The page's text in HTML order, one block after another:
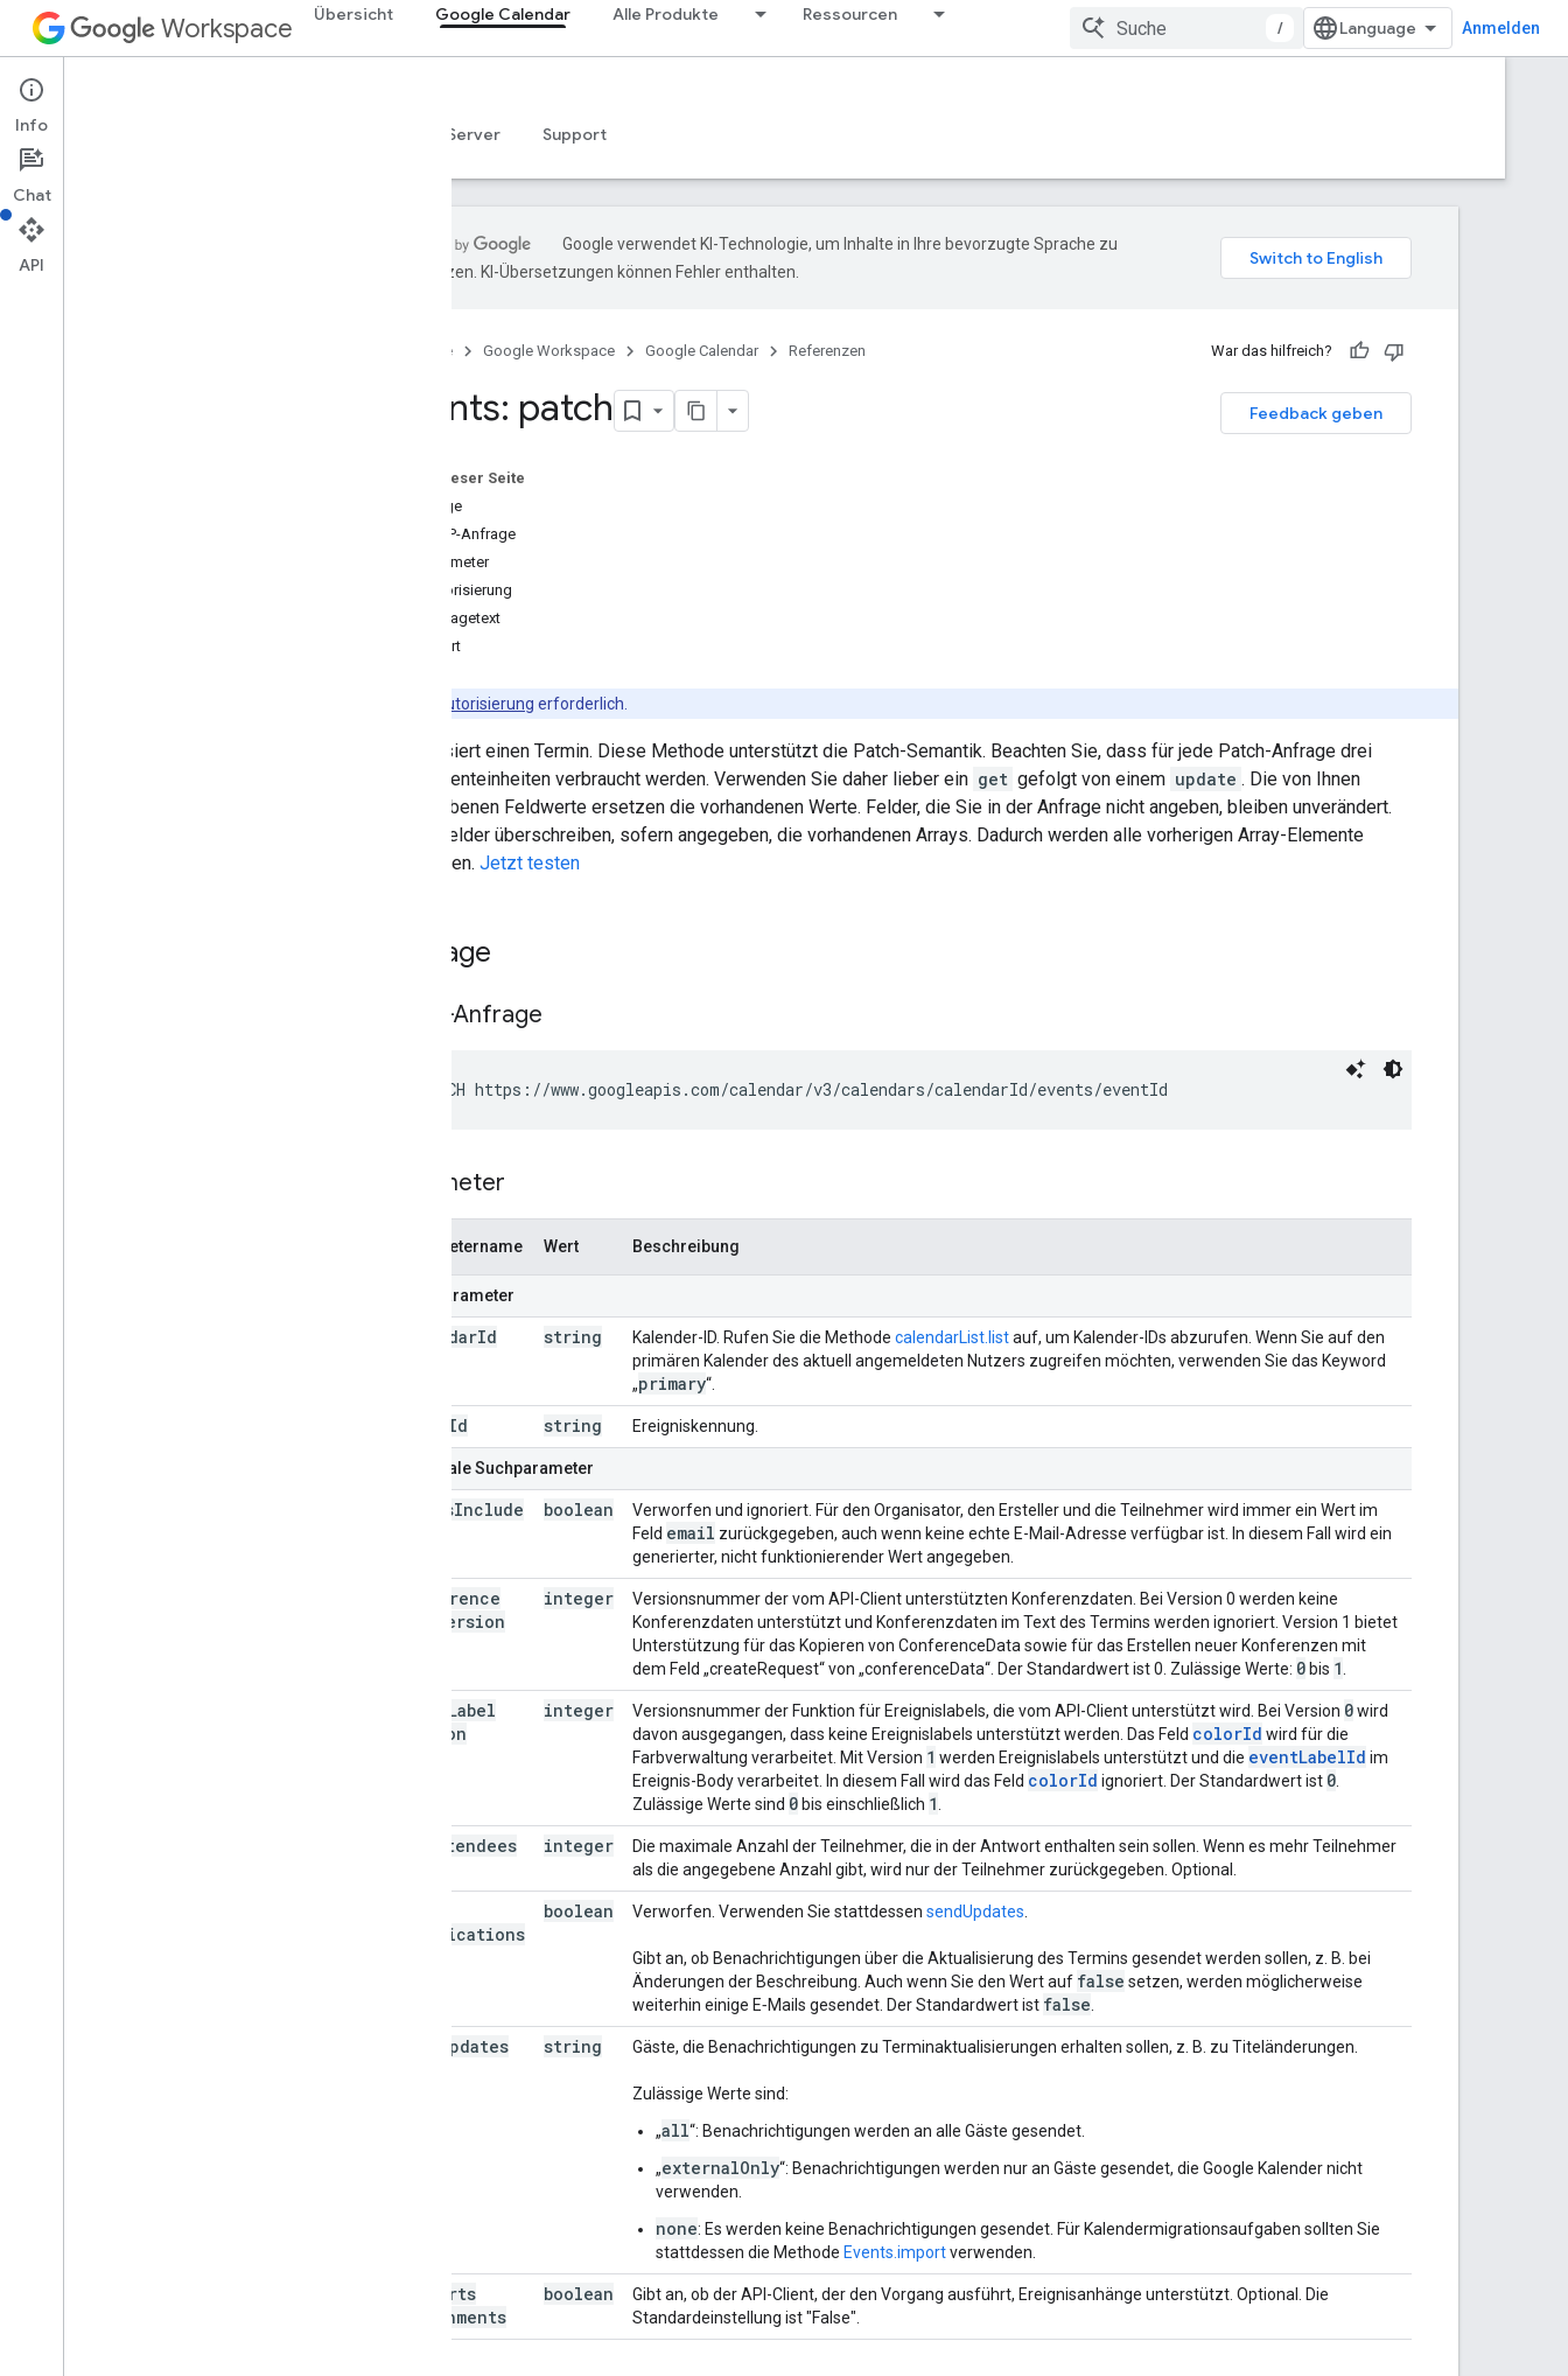
Workspace Übersicht Google Calendar Alle Produkte Ressourcen
/ Anmelden
Google Calendar
Übersicht MCP-Server Support
Google verwendet KI-Technologie, um Inhalte in Ihre bevorzugte Sprache zu
übersetzen. KI-Übersetzungen können Fehler enthalten.
Startseite Google Workspace Google Calendar Referenzen War das hilfreich?
Feedback geben
Events: patch
Auf dieser Seite
Anfrage
HTTP-Anfrage
Parameter
Autorisierung
Anfragetext
Antwort
Autorisierung erforderlich.
Aktualisiert einen Termin. Diese Methode unterstützt die Patch-Semantik. Beachten Sie, dass für jede Patch-Anfrage drei
Kontingenteinheiten verbraucht werden. Verwenden Sie daher lieber ein get gefolgt von einem update . Die von Ihnen
angegebenen Feldwerte ersetzen die vorhandenen Werte. Felder, die Sie in der Anfrage nicht angeben, bleiben unverändert.
Array-Felder überschreiben, sofern angegeben, die vorhandenen Arrays. Dadurch werden alle vorherigen Array-Elemente
verworfen. Jetzt testen
Anfrage
HTTP-Anfrage
PATCH https://www.googleapis.com/calendar/v3/calendars/calendarId/events/eventId
Parameter
Parametername Wert Beschreibung
Pfadparameter
calendarId string Kalender-ID. Rufen Sie die Methode calendarList.listauf, um Kalender-IDs abzurufen. Wenn Sie auf den
primären Kalender des aktuell angemeldeten Nutzers zugreifen möchten, verwenden Sie das Keyword
„primary“.
Id string Ereigniskennung.
Optionale Suchparameter
alwaysInclude
boolean
Verworfen und ignoriert. Für den Organisator, den Ersteller und die Teilnehmer wird immer ein Wert im
Feld email zurückgegeben, auch wenn keine echte E-Mail-Adresse verfügbar ist. In diesem Fall wird ein
generierter, nicht funktionierender Wert angegeben.
conference
Version
integer
Versionsnummer der vom API-Client unterstützten Konferenzdaten. Bei Version 0 werden keine
Konferenzdaten unterstützt und Konferenzdaten im Text des Termins werden ignoriert. Version 1 bietet
Unterstützung für das Kopieren von ConferenceData sowie für das Erstellen neuer Konferenzen mit
dem Feld „createRequest“ von „conferenceData“. Der Standardwert ist 0. Zulässige Werte: 0 bis 1
Label
Version
integer Versionsnummer der Funktion für Ereignislabels, die vom API-Client unterstützt wird. Bei Version 0wird
davon ausgegangen, dass keine Ereignislabels unterstützt werden. Das Feld colorId wird für die
Farbverwaltung verarbeitet. Mit Version 1 werden Ereignislabels unterstützt und die eventLabelId im
Ereignis-Body verarbeitet. In diesem Fall wird das Feld colorId ignoriert. Der Standardwert ist 0
Zulässige Werte sind 0 bis einschließlich 1
Attendees integer
Die maximale Anzahl der Teilnehmer, die in der Antwort enthalten sein sollen. Wenn es mehr Teilnehmer
als die angegebene Anzahl gibt, wird nur der Teilnehmer zurückgegeben. Optional.
Notifications
boolean Verworfen. Verwenden Sie stattdessen sendUpdates
Gibt an, ob Benachrichtigungen über die Aktualisierung des Termins gesendet werden sollen, z. B. bei
Änderungen der Beschreibung. Auch wenn Sie den Wert auf false setzen, werden möglicherweise
weiterhin einige E‑Mails gesendet. Der Standardwert ist false
Updates string Gäste, die Benachrichtigungen zu Terminaktualisierungen erhalten sollen, z. B. zu Titeländerungen.
Zulässige Werte sind:
„all“: Benachrichtigungen werden an alle Gäste gesendet.
„externalOnly“: Benachrichtigungen werden nur an Gäste gesendet, die Google Kalender nicht
verwenden.
none: Es werden keine Benachrichtigungen gesendet. Für Kalendermigrationsaufgaben sollten Sie
stattdessen die Methode Events.importverwenden.
supports
Attachments
boolean
Gibt an, ob der API-Client, der den Vorgang ausführt, Ereignisanhänge unterstützt. Optional. Die
Standardeinstellung ist "False".
Info
Chat
API